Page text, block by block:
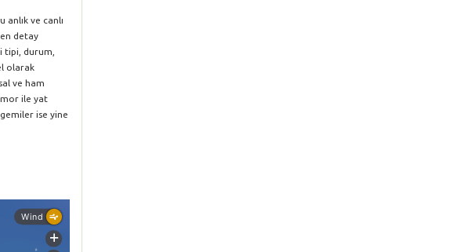
ve canlı
detay
tipi, durum,
olarak
ve ham
mor ile yat
ise yine